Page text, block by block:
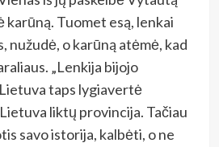
karūną. Tuomet esą, lenkai
nužudė, o karūną atėmė, kad
„Lenkija bijojo
taps lygiavertė
liktų provincija. Tačiau
savo istorija, kalbėti, o ne